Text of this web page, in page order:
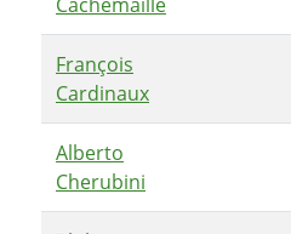
François
Cardinaux
Alberto
Cherubini